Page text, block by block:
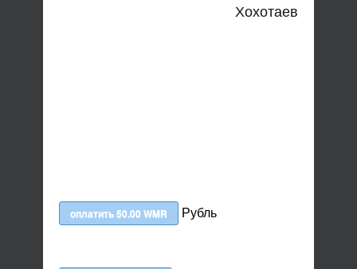
Хохотаев
Рубль